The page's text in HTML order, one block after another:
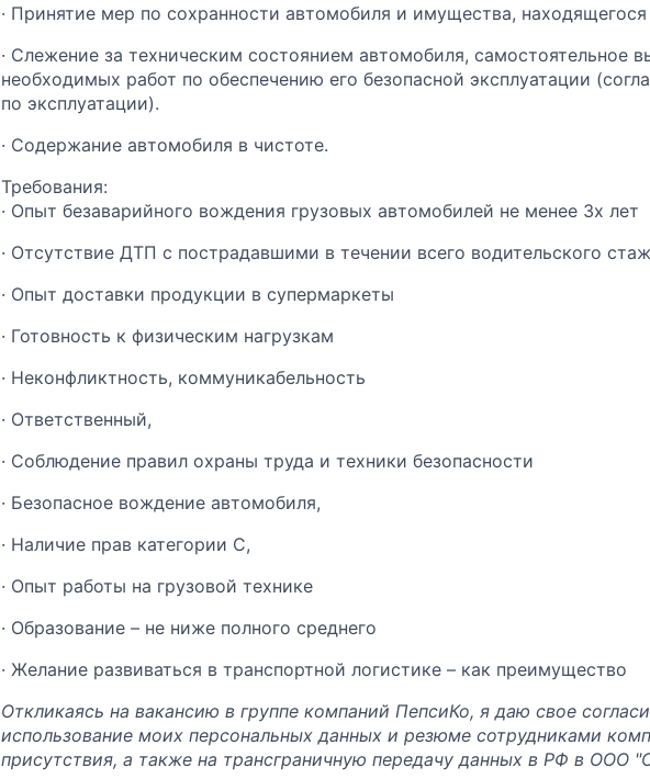
· Принятие мер по сохранности автомобиля и имущества,
· Слежение за техническим состоянием автомобиля, самостоятельное
необходимых работ по обеспечению его безопасной эксплуатации
по эксплуатации).
· Содержание автомобиля в чистоте.
Требования:
· Опыт безаварийного вождения грузовых автомобилей не менее 3х лет
· Отсутствие ДТП с пострадавшими в течении всего водительского
· Опыт доставки продукции в супермаркеты
· Готовность к физическим нагрузкам
· Неконфликтность, коммуникабельность
· Ответственный,
· Соблюдение правил охраны труда и техники безопасности
· Безопасное вождение автомобиля,
· Наличие прав категории С,
· Опыт работы на грузовой технике
· Образование – не ниже полного среднего
· Желание развиваться в транспортной логистике – как преимущество
Откликаясь на вакансию в группе компаний ПепсиКо, я даю свое
использование моих персональных данных и резюме сотрудниками
присутствия, а также на трансграничную передачу данных в РФ в ООО